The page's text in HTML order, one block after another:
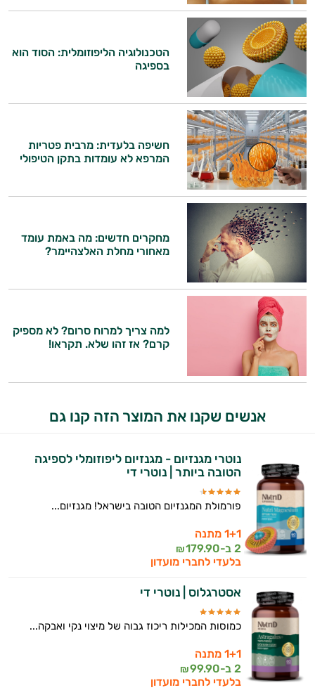
הטכנולוגיה הליפוזומלית: הסוד הוא
בספיגה
חשיפה בלעדית: מרבית פטריות
המרפא לא עומדות בתקן הטיפולי
מחקרים חדשים: מה באמת עומד
מאחורי מחלת האלצהיימר?
למה צריך למרוח סרום? לא מספיק
קרם? אז זהו שלא. תקראו!
אנשים שקנו את המוצר הזה קנו גם
נוטרי מגנזיום - מגנזיום ליפוזומלי לספיגה
הטובה ביותר | נוטרי די
פורמולת המגנזיום הטובה בישראל! מגנזיום...
1+1 מתנה
2 ב-
179.90
₪
בלעדי לחברי מועדון
אסטרגלוס | נוטרי די
כמוסות המכילות ריכוז גבוה של מיצוי נקי ואבקה...
1+1 מתנה
2 ב-
99.90
₪
בלעדי לחברי מועדון
היי,
אני יועץ הבריאות האישי AI של טבע בריא.
התשובות שלי מבוססות על מאגרי מידע קליניים
וספרות מקצועית בתחומי הרפואה הטבעית
ותזונת הספורט.
אני כאן כדי לעזור לך להתאים את תוספי
התזונה ומוצרי הבריאות המדויקים למטרות
ולמצב הגופני שלך, ולהסביר לך אילו רכיבים
עובדים יחד כדי למקסם תוצאות גם בחיי היום
יום וגם בתחום הכושר והספורט.
המטרה שלי היא להתאים עבורך המלצות
אישיות מבוססות מדעית.
זה הזמן להתחיל. איך אוכל לעזור?